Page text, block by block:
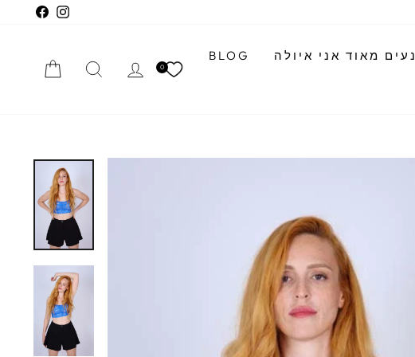
Instagram
נעים מאוד אני איולה
BLOG
0 התחבריחיפוש